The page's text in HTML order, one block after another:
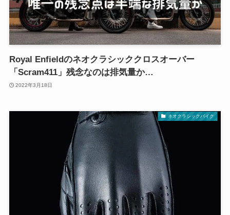
Royal Enfieldのネオクラシッククロスオーバー
「Scram411」残念なのは排気量か…
2022年3月18日
ネオクラシックバイク